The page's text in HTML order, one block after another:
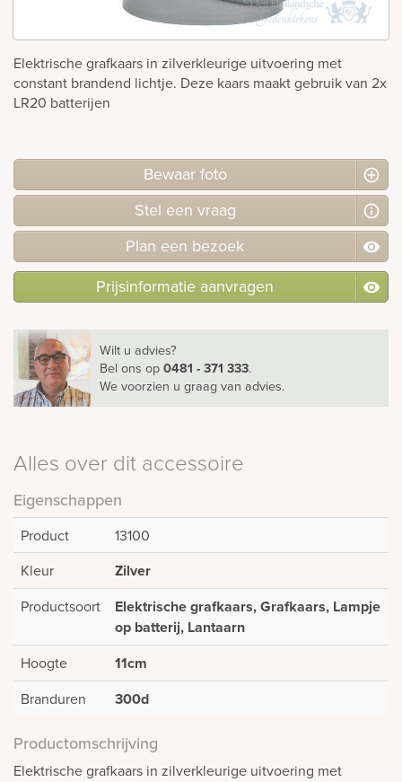
Elektrische grafkaars in zilverkleurige uitvoering met
constant brandend lichtje. Deze kaars maakt gebruik van 2x
LR20 batterijen
Bewaar foto
Stel een vraag
Plan een bezoek
Prijsinformatie aanvragen
Wilt u advies?
Bel ons op0481 - 371 333.
We voorzien u graag van advies.
Alles over dit accessoire
Eigenschappen
Product
13100
Kleur
Zilver
Productsoort
Elektrische grafkaars, Grafkaars, Lampje
op batterij, Lantaarn
Hoogte 11cm
Branduren 300d
Productomschrijving
Elektrische grafkaars in zilverkleurige uitvoering met